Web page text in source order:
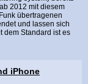
2012 mit diesem
übertragenen
und lassen sich
dem Standard ist es
iPhone